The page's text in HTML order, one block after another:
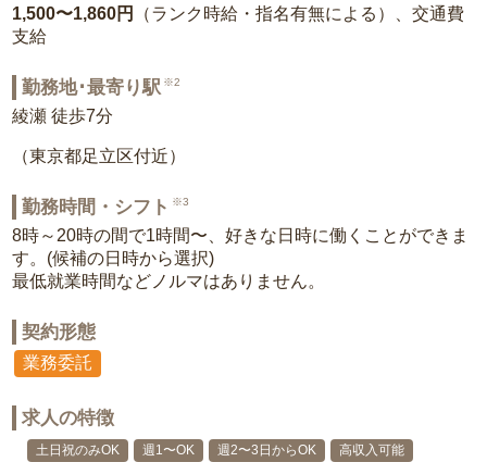
1,500〜1,860円
（ランク時給・指名有無による）、交通費
支給
勤務地･最寄り駅 ※2
綾瀬 徒歩7分
（東京都足立区付近）
勤務時間・シフト ※3
8時～20時の間で1時間〜、好きな日時に働くことができま
す。(候補の日時から選択)
最低就業時間などノルマはありません。
契約形態
業務委託
求人の特徴
土日祝のみOK 週1〜OK 週2〜3日からOK
高収入可能